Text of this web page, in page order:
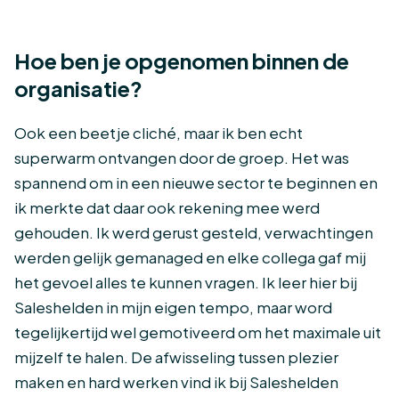
Hoe ben je opgenomen binnen de
organisatie?
Ook een beetje cliché, maar ik ben echt
superwarm ontvangen door de groep. Het was
spannend om in een nieuwe sector te beginnen en
ik merkte dat daar ook rekening mee werd
gehouden. Ik werd gerust gesteld, verwachtingen
werden gelijk gemanaged en elke collega gaf mij
het gevoel alles te kunnen vragen. Ik leer hier bij
Saleshelden in mijn eigen tempo, maar word
tegelijkertijd wel gemotiveerd om het maximale uit
mijzelf te halen. De afwisseling tussen plezier
maken en hard werken vind ik bij Saleshelden